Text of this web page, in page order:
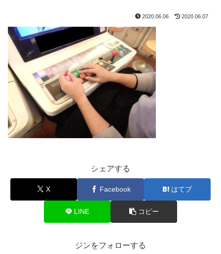
2020.06.06 2020.06.07
シェアする
X Facebook はてブ
LINE コピー
ジンをフォローする